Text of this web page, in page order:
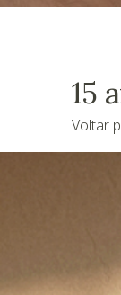
15
Voltar